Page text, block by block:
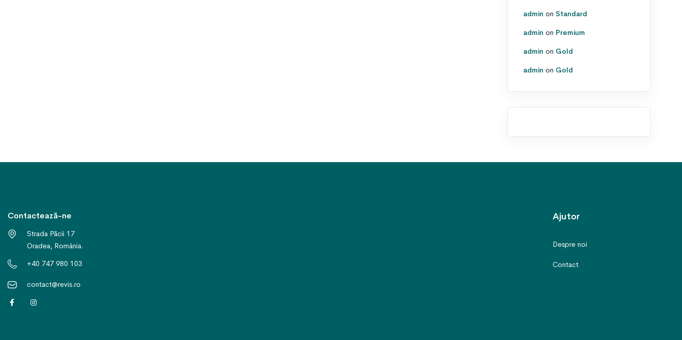
admin on Standard
admin on Premium
admin on Gold
admin on Gold
Contactează-ne
Strada Păcii 17
Oradea, România.
+40 747 980 103
contact@revis.ro
Ajutor
Despre noi
Contact